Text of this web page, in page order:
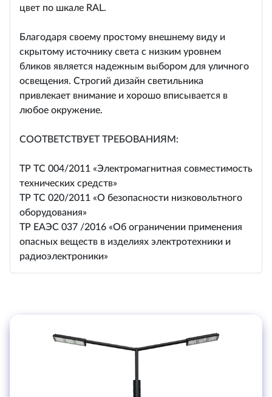
цвет по шкале RAL.
Благодаря своему простому внешнему виду и
скрытому источнику света с низким уровнем
бликов является надежным выбором для уличного
освещения. Строгий дизайн светильника
привлекает внимание и хорошо вписывается в
любое окружение.
СООТВЕТСТВУЕТ ТРЕБОВАНИЯМ:
ТР ТС 004/2011 «Электромагнитная совместимость
технических средств»
ТР ТС 020/2011 «О безопасности низковольтного
оборудования»
ТР ЕАЭС 037 /2016 «Об ограничении применения
опасных веществ в изделиях электротехники и
радиоэлектроники»